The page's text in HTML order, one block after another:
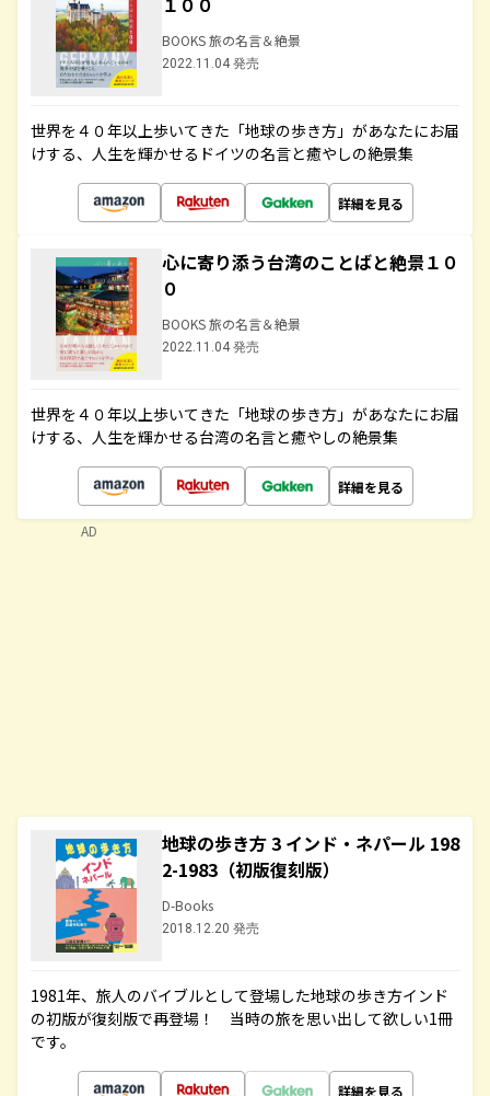
BOOKS 旅の名言＆絶景
2022.11.04 発売
世界を４０年以上歩いてきた「地球の歩き方」があなたにお届
けする、人生を輝かせるドイツの名言と癒やしの絶景集
詳細を見る
心に寄り添う台湾のことばと絶景１０
０
BOOKS 旅の名言＆絶景
2022.11.04 発売
世界を４０年以上歩いてきた「地球の歩き方」があなたにお届
けする、人生を輝かせる台湾の名言と癒やしの絶景集
詳細を見る
地球の歩き方 3 インド・ネパール 198
2-1983（初版復刻版）
D-Books
2018.12.20 発売
1981年、旅人のバイブルとして登場した地球の歩き方インド
の初版が復刻版で再登場！ 当時の旅を思い出して欲しい1冊
です。
詳細を見る
AD